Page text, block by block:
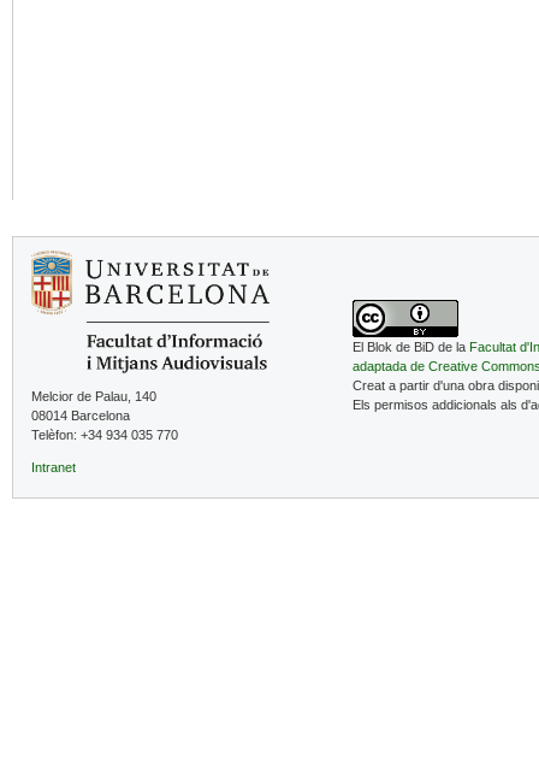
Melcior de Palau, 140
08014 Barcelona
Telèfon: +34 934 035 770
Intranet
El Blok de BiD de la Facultat
adaptada de Creative
Creat a partir d'una obra
Els permisos addicionals als